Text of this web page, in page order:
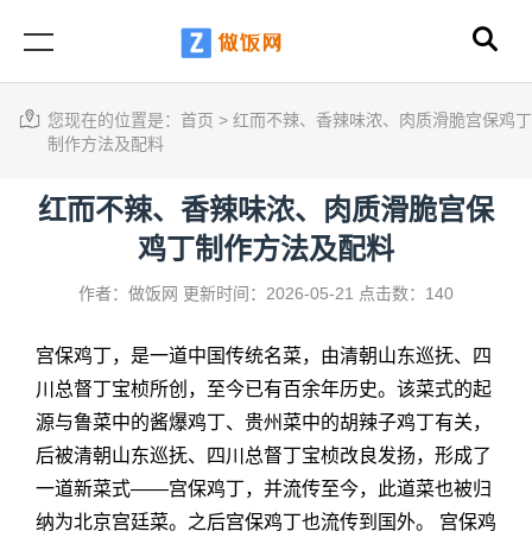
您现在的位置是： 首页 > 红而不辣、香辣味浓、肉质滑脆宫保鸡丁
制作方法及配料
红而不辣、香辣味浓、肉质滑脆宫保
鸡丁制作方法及配料
作者：做饭网 更新时间：2026-05-21 点击数：140
宫保鸡丁，是一道中国传统名菜，由清朝山东巡抚、四
川总督丁宝桢所创，至今已有百余年历史。该菜式的起
源与鲁菜中的酱爆鸡丁、贵州菜中的胡辣子鸡丁有关，
后被清朝山东巡抚、四川总督丁宝桢改良发扬，形成了
一道新菜式——宫保鸡丁，并流传至今，此道菜也被归
纳为北京宫廷菜。之后宫保鸡丁也流传到国外。 宫保鸡